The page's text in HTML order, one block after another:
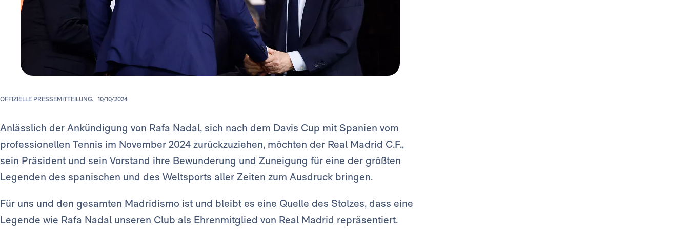
OFFIZIELLE PRESSEMITTEILUNG. 10/10/2024
Anlässlich der Ankündigung von Rafa Nadal, sich nach dem Davis Cup mit Spanien vom
professionellen Tennis im November 2024 zurückzuziehen, möchten der Real Madrid C.F.,
sein Präsident und sein Vorstand ihre Bewunderung und Zuneigung für eine der größten
Legenden des spanischen und des Weltsports aller Zeiten zum Ausdruck bringen.
Für uns und den gesamten Madridismo ist und bleibt es eine Quelle des Stolzes, dass eine
Legende wie Rafa Nadal unseren Club als Ehrenmitglied von Real Madrid repräsentiert.